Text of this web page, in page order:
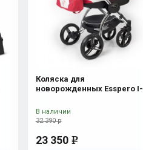
Коляска для
новорожденных Esspero I-
Lux
32 390 р
23 350 e
В наличии